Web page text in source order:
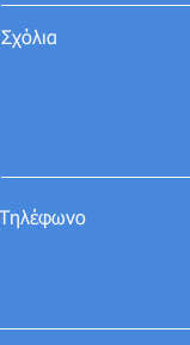
Σχόλια
Τηλέφωνο